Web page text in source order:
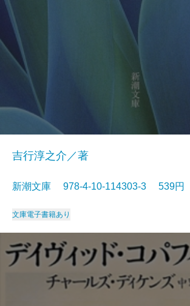
吉行淳之介／著
新潮文庫 978-4-10-114303-3 539円
文庫電子書籍あり